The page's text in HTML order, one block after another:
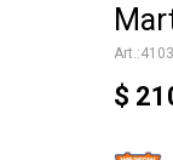
$